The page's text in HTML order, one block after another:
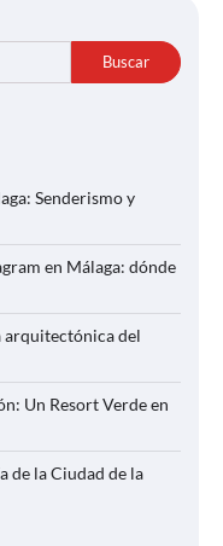
Buscar
Senderismo y
en Málaga: dónde
arquitectónica del
Un Resort Verde en
de la Ciudad de la